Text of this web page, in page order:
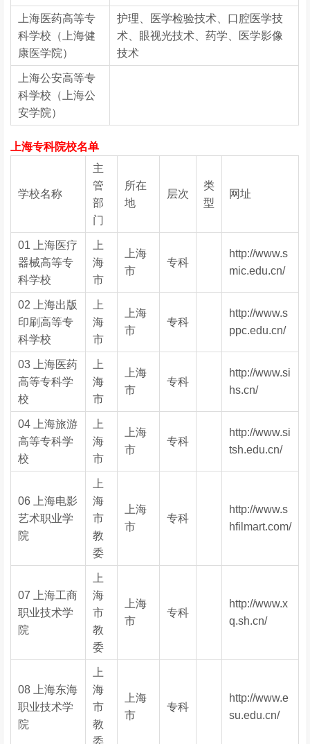
上海医药高等专
科学校（上海健
康医学院）
护理、医学检验技术、口腔医学技
术、眼视光技术、药学、医学影像
技术
上海公安高等专
科学校（上海公
安学院）
上海专科院校名单
学校名称
主
管
部
门
所在
地
层次
类
型
网址
01 上海医疗
器械高等专
科学校
上
海
市
上海
市
专科
http://www.s
mic.edu.cn/
02 上海出版
印刷高等专
科学校
上
海
市
上海
市
专科
http://www.s
ppc.edu.cn/
03 上海医药
高等专科学
校
上
海
市
上海
市
专科
http://www.si
hs.cn/
04 上海旅游
高等专科学
校
上
海
市
上海
市
专科
http://www.si
tsh.edu.cn/
06 上海电影
艺术职业学
院
上
海
市
教
委
上海
市
专科
http://www.s
hfilmart.com/
07 上海工商
职业技术学
院
上
海
市
教
委
上海
市
专科
http://www.x
q.sh.cn/
08 上海东海
职业技术学
院
上
海
市
教
委
上海
市
专科
http://www.e
su.edu.cn/